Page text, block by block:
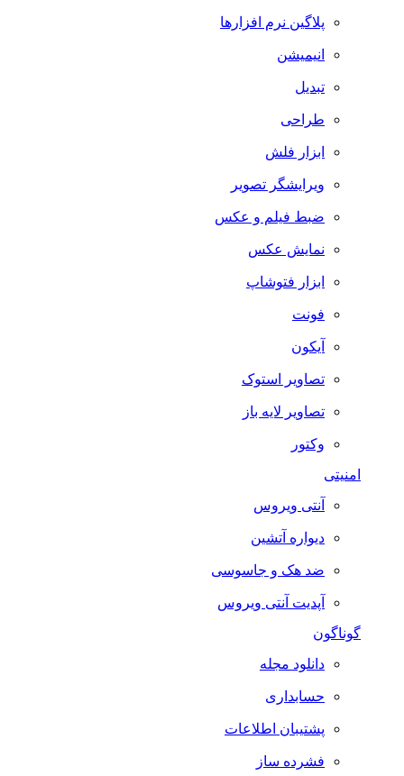
پلاگین نرم افزارها
انیمیشن
تبدیل
طراحی
ابزار فلش
ویرایشگر تصویر
ضبط فيلم و عكس
نمایش عکس
ابزار فتوشاپ
فونت
آیکون
تصاویر استوک
تصاویر لایه باز
وکتور
امنیتی
آنتی ویروس
دیواره آتشین
ضد هک و جاسوسی
آپدیت آنتی ویروس
گوناگون
دانلود مجله
حسابداری
پشتیبان اطلاعات
فشرده ساز